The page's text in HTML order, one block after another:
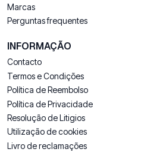
Marcas
Perguntas frequentes
INFORMAÇÃO
Contacto
Termos e Condições
Política de Reembolso
Política de Privacidade
Resolução de Litigios
Utilização de cookies
Livro de reclamações